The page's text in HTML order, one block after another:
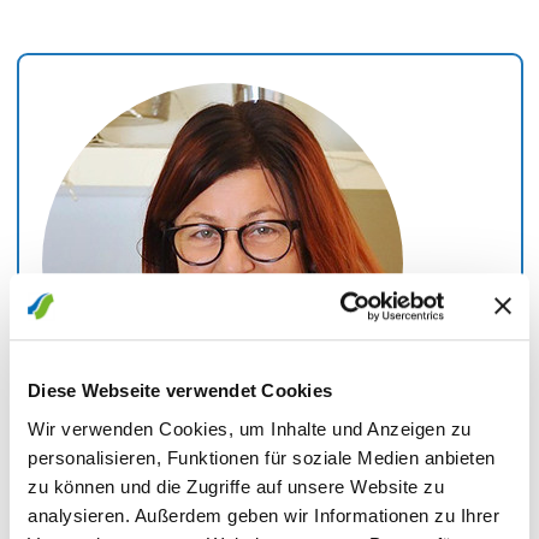
Diese Webseite verwendet Cookies
Wir verwenden Cookies, um Inhalte und Anzeigen zu
personalisieren, Funktionen für soziale Medien anbieten
zu können und die Zugriffe auf unsere Website zu
analysieren. Außerdem geben wir Informationen zu Ihrer
Freitags: „Über den Wolken“
Gesichtsreinigung und kleine Gesichtsmassage
mit Bio-Aloe-Maske. Während der Maske können
Sie wählen zwischen klassischer Arm-Hand-
oder Fußmassage.
Verwöhnpreis:42 €
AndreaKregler